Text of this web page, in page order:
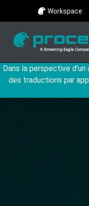
Workspace
Dans la perspective d'un
des traductions par